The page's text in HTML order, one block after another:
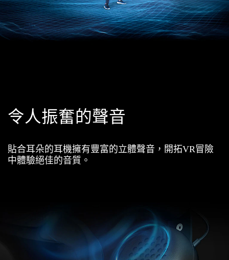
令人振奮的聲音
貼合耳朵的耳機擁有豐富的立體聲音，開拓VR冒險
中體驗絕佳的音質。